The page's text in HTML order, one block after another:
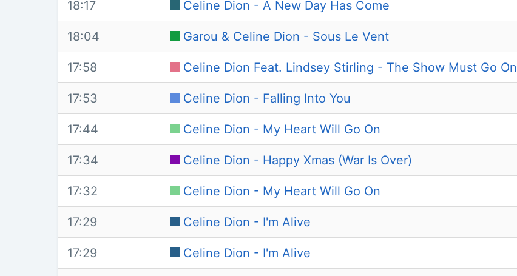
18:17 Celine Dion - A New Day Has Come
18:04 Garou & Celine Dion - Sous Le Vent
17:58 Celine Dion Feat. Lindsey Stirling - The Show Must Go On
17:53 Celine Dion - Falling Into You
17:44 Celine Dion - My Heart Will Go On
17:34 Celine Dion - Happy Xmas (War Is Over)
17:32 Celine Dion - My Heart Will Go On
17:29 Celine Dion - I'm Alive
17:29 Celine Dion - I'm Alive